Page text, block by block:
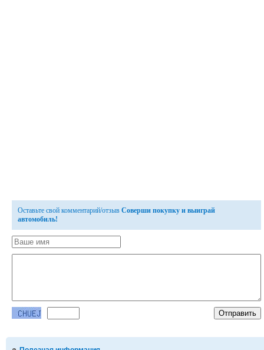
Оставьте свой комментарий/отзыв Соверши покупку и выиграй
автомобиль!